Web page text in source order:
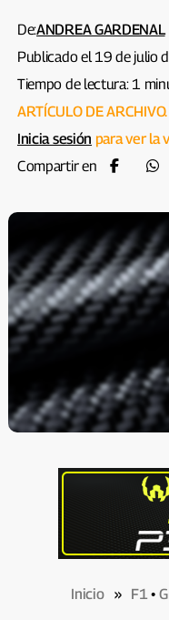
De:ANDREA GARDENAL
Publicado el 19 de julio
Tiempo de lectura: 1
ARTÍCULO DE ARCHIVO.
Inicia sesión para ver la
Compartir en
Inicio» F1•